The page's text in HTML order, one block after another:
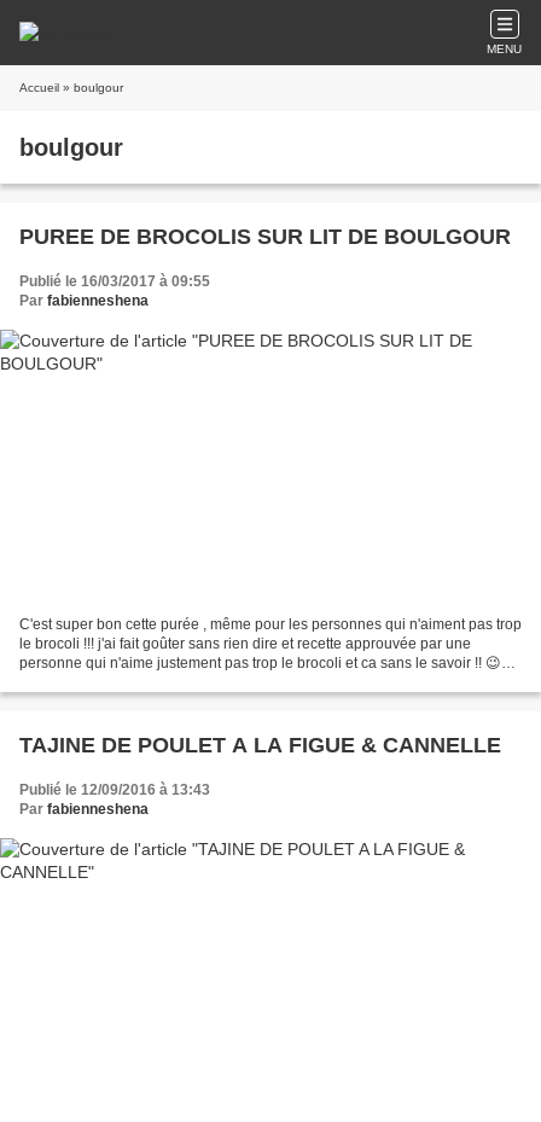
MENU
Accueil » boulgour
boulgour
PUREE DE BROCOLIS SUR LIT DE BOULGOUR
Publié le 16/03/2017 à 09:55
Par fabienneshena
C'est super bon cette purée , même pour les personnes qui n'aiment pas trop
le brocoli !!! j'ai fait goûter sans rien dire et recette approuvée par une
personne qui n'aime justement pas trop le brocoli et ca sans le savoir !! 😉
TAJINE DE POULET A LA FIGUE & CANNELLE
Publié le 12/09/2016 à 13:43
Par fabienneshena